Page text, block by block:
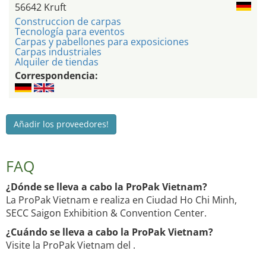
56642 Kruft
Construccion de carpas
Tecnología para eventos
Carpas y pabellones para exposiciones
Carpas industriales
Alquiler de tiendas
Correspondencia:
Añadir los proveedores!
FAQ
¿Dónde se lleva a cabo la ProPak Vietnam?
La ProPak Vietnam e realiza en Ciudad Ho Chi Minh,
SECC Saigon Exhibition & Convention Center.
¿Cuándo se lleva a cabo la ProPak Vietnam?
Visite la ProPak Vietnam del .